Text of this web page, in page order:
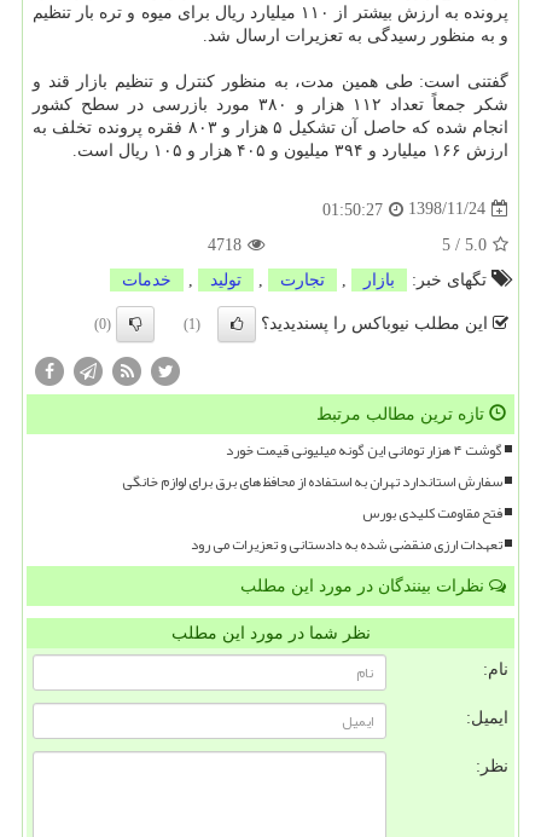
پرونده به ارزش بیشتر از ۱۱۰ میلیارد ریال برای میوه و تره بار تنظیم
و به منظور رسیدگی به تعزیرات ارسال شد.
گفتنی است: طی همین مدت، به منظور كنترل و تنظیم بازار قند و
شكر جمعاً تعداد ۱۱۲ هزار و ۳۸۰ مورد بازرسی در سطح كشور
انجام شده كه حاصل آن تشكیل ۵ هزار و ۸۰۳ فقره پرونده تخلف به
ارزش ۱۶۶ میلیارد و ۳۹۴ میلیون و ۴۰۵ هزار و ۱۰۵ ریال است.
1398/11/24
01:50:27
5.0
/
5
4718
تگهای خبر:
بازار تجارت تولید خدمات
این مطلب نیوباکس را پسندیدید؟ (1)
(0)
تازه ترین مطالب مرتبط
گوشت ۴ هزار تومانی این گونه میلیونی قیمت خورد
سفارش استاندارد تهران به استفاده از محافظ های برق برای لوازم خانگی
فتح مقاومت کلیدی بورس
تعهدات ارزی منقضی شده به دادستانی و تعزیرات می رود
نظرات بینندگان در مورد این مطلب
نظر شما در مورد این مطلب
نام:
ایمیل:
نظر: